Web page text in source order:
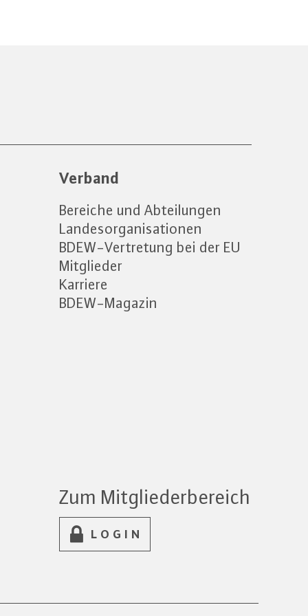
Verband
Bereiche und Abteilungen
Landesorganisationen
BDEW-Vertretung bei der EU
Mitglieder
Karriere
BDEW-Magazin
Zum Mitgliederbereich
LOGIN